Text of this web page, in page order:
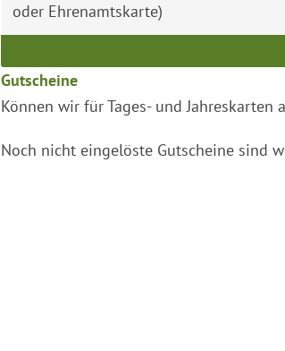
oder Ehrenamtskarte)
Gutscheine
Können wir für Tages- und Jahreskarten
Noch nicht eingelöste Gutscheine sind